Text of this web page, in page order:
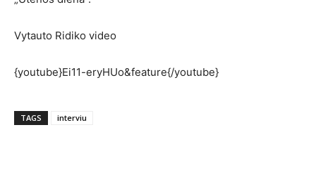
Vytauto Ridiko video
{youtube}Ei11-eryHUo&feature{/youtube}
TAGS interviu